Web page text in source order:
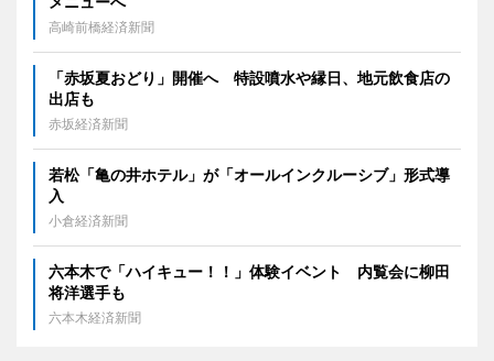
高崎前橋経済新聞
「赤坂夏おどり」開催へ 特設噴水や縁日、地元飲食店の
出店も
赤坂経済新聞
若松「亀の井ホテル」が「オールインクルーシブ」形式導
入
小倉経済新聞
六本木で「ハイキュー！！」体験イベント 内覧会に柳田
将洋選手も
六本木経済新聞